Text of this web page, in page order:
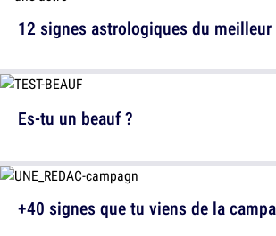
12 signes astrologiques du meilleur
Es-tu un beauf ?
+40 signes que tu viens de la